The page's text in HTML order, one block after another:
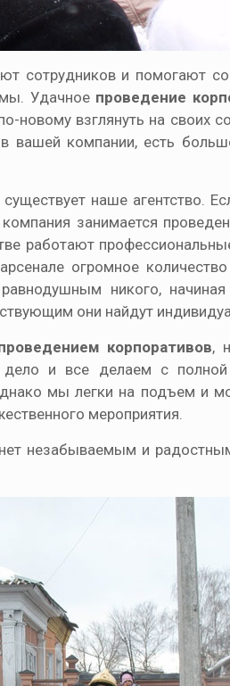
сотрудников и помогают
Удачное проведение
новому взглянуть на своих
вашей компании, есть
наше агентство.
занимается
работают
огромное
никого,
они найдут
корпоративов,
и все делаем с
мы легки на подъем и
мероприятия.
незабываемым и